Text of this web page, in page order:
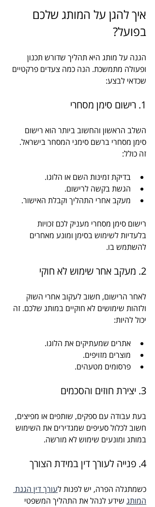
איך להגן על המותג שלכם
בפועל?
הגנה על מותג היא תהליך שדורש תכנון
ופעולה מתמשכת. הנה כמה צעדים פרקטיים
שכדאי לבצע:
1. רישום סימן מסחרי
השלב הראשון והחשוב ביותר הוא רישום
סימן מסחרי ברשם סימני המסחר בישראל.
זה כולל:
בדיקת זמינות השם או הלוגו.
הגשת בקשה לרישום.
מעקב אחרי התהליך וקבלת האישור.
רישום סימן מסחרי מעניק לכם זכויות
בלעדיות לשימוש בסימן ומונע מאחרים
להשתמש בו.
2. מעקב אחר שימוש לא חוקי
לאחר הרישום, חשוב לעקוב אחרי השוק
ולזהות שימושים לא חוקיים במותג שלכם. זה
יכול להיות:
אתרים שמעתיקים את הלוגו.
מוצרים מזויפים.
פרסומים מטעהים.
3. יצירת חוזים והסכמים
בעת עבודה עם ספקים, שותפים או מפיצים,
חשוב לכלול סעיפים שמגדירים את השימוש
במותג ומונעים שימוש לא מורשה.
4. פנייה לעורך דין במידת הצורך
כשמתגלה הפרה, יש לפנות לעורך דין הגנת
המותג שידע לנהל את התהליך המשפטי